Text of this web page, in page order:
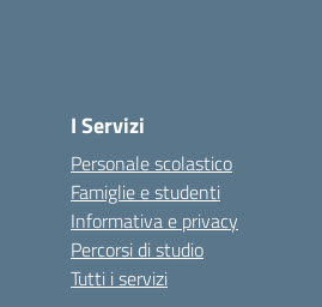
I Servizi
Personale scolastico
Famiglie e studenti
Informativa e privacy
Percorsi di studio
Tutti i servizi